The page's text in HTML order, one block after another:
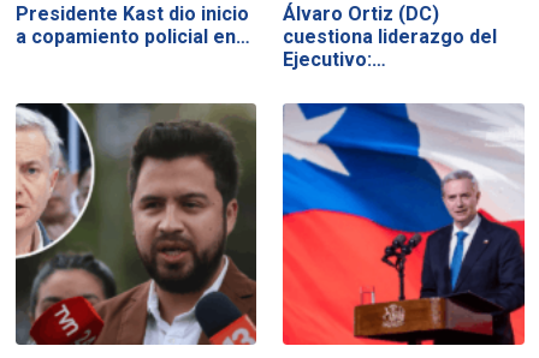
Presidente Kast dio inicio
a copamiento policial en…
Álvaro Ortiz (DC)
cuestiona liderazgo del
Ejecutivo:…